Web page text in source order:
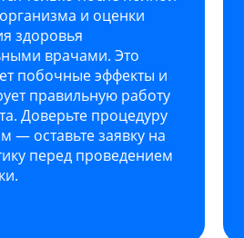
и оценки
здоровья
врачами. Это
побочные эффекты и
правильную работу
Доверьте процедуру
— оставьте заявку на
перед проведением